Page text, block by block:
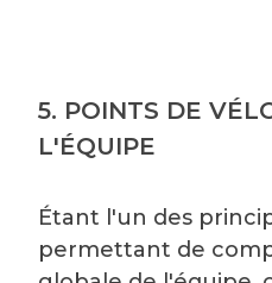
5. POINTS DE
L'ÉQUIPE
Étant l'un des
permettant de